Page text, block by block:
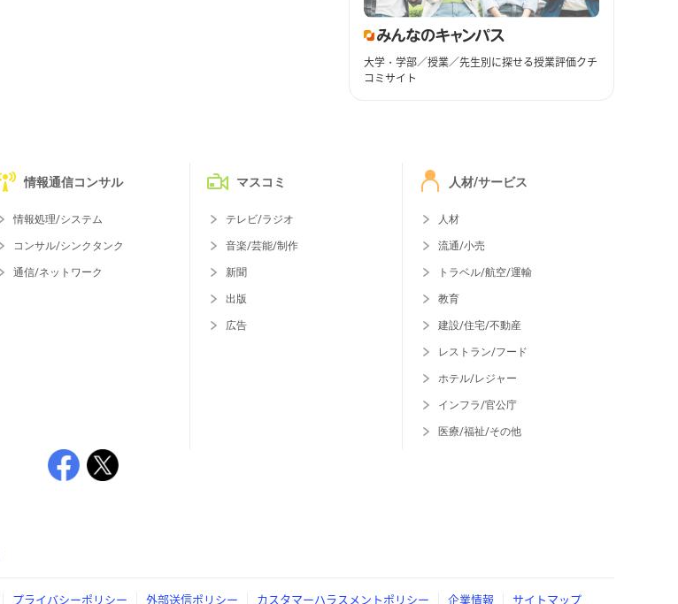
大学・学部／授業／先生別に探せる授業評価クチ
コミサイト
情報通信コンサル
情報処理/システム
コンサル/シンクタンク
通信/ネットワーク
マスコミ
テレビ/ラジオ
音楽/芸能/制作
新聞
出版
広告
人材/サービス
人材
流通/小売
トラベル/航空/運輸
教育
建設/住宅/不動産
レストラン/フード
ホテル/レジャー
インフラ/官公庁
医療/福祉/その他
プライバシーポリシー 外部送信ポリシー カスタマーハラスメントポリシー 企業情報 サイトマップ